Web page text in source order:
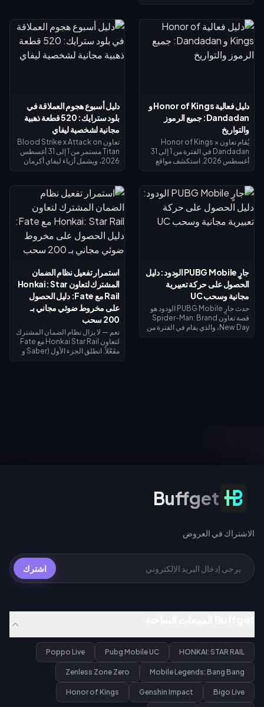
لتعطيك بالضبط 3 أضعاف الدخل
الأساسي - وليس 4 أضعاف. تبلغ
تكلفة مضاعفة الأموال 2x نحو 119
(الإجمالي 618). اشترِ مضاعفة الأموال
الحدث، لذا احرص على استبدال كل
شيء الآن: تكلفة أزياء التقاطع
الرئيسية 1,200 شارة، والأزياء
الملونة البديلة 200 شارة. تحقق من
رصيدك في صفحة الحدث، واتبع قائمة
دليل فعالية Honor of Kings و
Dandadan: جميع الرموز
والتواريخ
يُقام تعاون Honor of Kings ×
Dandadan في الفترة من 1 إلى 31
أغسطس 2026. استكشف مواقع
الاسترداد، وأنجز المهام اليومية
للحصول على عملات رييروكو
(Reiryoku) - وهي العملة
المستخدمة للحصول على مظهر مومو
أيايسي (Momo Ayase) الملحمي
الاستبدال في 31 أغسطس.
دليل أسبوع هجوم العملاقة في
بلود سترايك: 520 قطعة ذهبية
مجانية لشخصية ليفاي
تعاون Blood Strike x Attack on
Titan مستمر من 1 إلى 31 أغسطس
2026، ويشمل أزياء ليفاي أكرمان
سترايك (15 يوليو – 14 أغسطس
2026) تعيد لك 520 قطعة ذهبية عند
الوصول إلى المستوى الأقصى — وهي
كافية لتمويل تذكرة النخبة أو محاولات
الحصول على ليفاي. يوضح لك دليل
الأسبوع الأول هذا كيفية جمع الذهب
المجاني، واسترداد الرموز، وتوقيت
استرداد الأموال بحيث لا يكلفك ليفاي
جارٍ PUBG Mobile الودود: دليل
الحصول على حركة تعبيرية
مجانية وسحب UC
حدث جارٍ PUBG Mobile الودود هو
قصة تعاون Spider-Man: Brand
New Day، والذي يقام في الفترة من
استمرار تفعيل نظام الضمان
المشترك لتعاون Honkai: Star
Rail مع Fate: دليل الحصول
على مخروط ضوئي مجاني بـ
200 سحب
نعم — لا يزال نظام الضمان المشترك
لتعاون Honkai Star Rail مع Fate
مفَعّلاً. انطلق الجزء الأول (Saber و
الاشتراك في العروضBuffget
الاشتراك في العروض
اشترك
HONKAI: STAR RAIL
Pubg Mobile UC
Poppo Live
Mobile Legends: Bang Bang
Zenless Zone Zero
Bigo Live
Genshin Impact
Honor of Kings